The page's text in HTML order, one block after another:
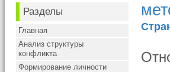
Разделы
Главная
Анализ структуры
конфликта
Формирование личности